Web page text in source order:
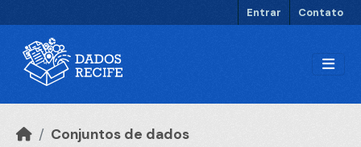
Entrar Contato
Conjuntos de dados